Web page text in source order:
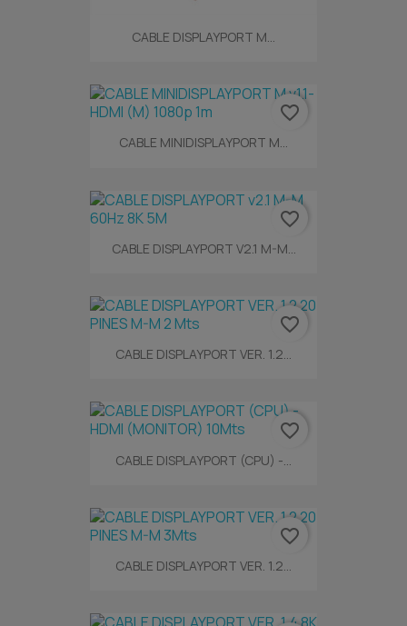
CABLE DISPLAYPORT M...
CABLE MINIDISPLAYPORT M...
favorite_border
CABLE DISPLAYPORT V2.1 M-M...
favorite_border
CABLE DISPLAYPORT VER. 1.2...
favorite_border
CABLE DISPLAYPORT (CPU) -...
favorite_border
CABLE DISPLAYPORT VER. 1.2...
favorite_border